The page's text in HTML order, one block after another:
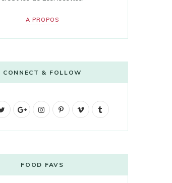
A PROPOS
CONNECT & FOLLOW
t
G
g
l
I
t
a
P
e
V
o
l
FOOD FAVS